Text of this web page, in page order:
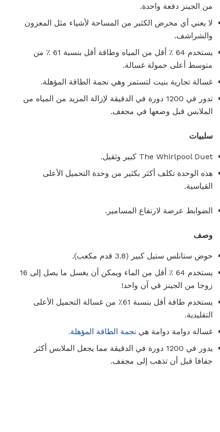
من الجينز دفعة واحدة.
لا يعني أي محرض الكثير من المساحة لأشياء مثل المعزون
والشراشف.
يستخدم 64 ٪ أقل من المياه وطاقة أقل بنسبة 61 ٪ من
متوسط ​​أعلى حمولة غسالة.
غسالة تجارية بنيت لتستمر وهي نجمة الطاقة المؤهلة.
تدور في 1200 دورة في الدقيقة لإزالة المزيد من المياه من
الملابس قبل وضعها في مجفف.
سلبيات
The Whirlpool Duet كبير وثقيل.
هذه الوحدة تكلف أكثر بكثير من وحدة التحميل الأعلى
القياسية.
الضوابط عرضة لارتفاع المسامير.
وصف
حوض ستانلس ستيل كبير (3.8 قدم مكعب).
يستخدم 64 ٪ أقل من الماء ويمكن أن يغسل ما يصل إلى 16
زوجا من الجينز في آن واحد!
يستخدم طاقة أقل بنسبة 61٪ من غسالة التحميل الأعلى
التقليدية.
غسالة دوامة دوامة هي نجمة الطاقة المؤهلة.
يدور في 1200 دورة في الدقيقة مما يجعل الملابس أكثر
جفافا قبل أن تذهب إلى مجفف.